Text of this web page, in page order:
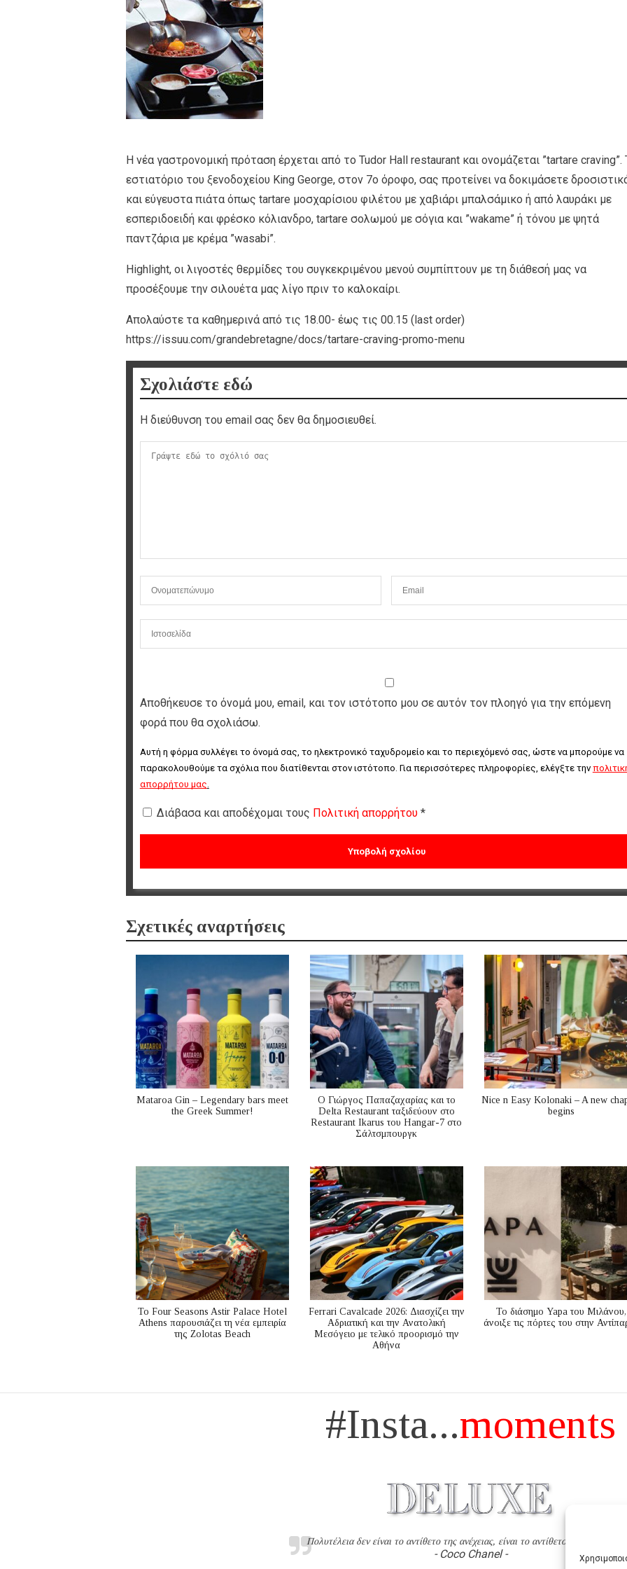
H νέα γαστρονομική πρόταση έρχεται από το Tudor Hall restaurant και ονομάζεται ”tartare craving”.
εστιατόριο του ξενοδοχείου King George, στον 7ο όροφο, σας προτείνει να δοκιμάσετε
και εύγευστα πιάτα όπως tartare μοσχαρίσιου φιλέτου με χαβιάρι μπαλσάμικo ή από λαυράκι με
εσπεριδοειδή και φρέσκο κόλιανδρο, tartare σολωμού με σόγια και ”wakame” ή τόνου με ψητά
παντζάρια με κρέμα ”wasabi”.
Highlight, οι λιγοστές θερμίδες του συγκεκριμένου μενού συμπίπτουν με τη διάθεσή μας να
προσέξουμε την σιλουέτα μας λίγο πριν το καλοκαίρι.
Απολαύστε τα καθημερινά από τις 18.00- έως τις 00.15 (last order)
https://issuu.com/grandebretagne/docs/tartare-craving-promo-menu
Σχολιάστε εδώ
Η διεύθυνση του email σας δεν θα δημοσιευθεί.
Αποθήκευσε το όνομά μου, email, και τον ιστότοπο μου σε αυτόν τον πλοηγό για την επόμενη
φορά που θα σχολιάσω.
Αυτή η φόρμα συλλέγει το όνομά σας, το ηλεκτρονικό ταχυδρομείο και το περιεχόμενό σας, ώστε να μπορούμε να
παρακολουθούμε τα σχόλια που διατίθενται στον ιστότοπο. Για περισσότερες πληροφορίες, ελέγξτε την
απορρήτου μας.
Διάβασα και αποδέχομαι τους Πολιτική απορρήτου *
Σχετικές αναρτήσεις
Mataroa Gin – Legendary bars meet
the Greek Summer!
Ο Γιώργος Παπαζαχαρίας και το
Delta Restaurant ταξιδεύουν στο
Restaurant Ikarus του Hangar-7 στο
Σάλτσμπουργκ
Nice n Easy Kolonaki – A new
begins
Το Four Seasons Astir Palace Hotel
Athens παρουσιάζει τη νέα εμπειρία
της Zolotas Beach
Ferrari Cavalcade 2026: Διασχίζει την
Αδριατική και την Ανατολική
Μεσόγειo με τελικό προορισμό την
Αθήνα
Το διάσημο Yapa του Μιλάνου,
άνοιξε τις πόρτες του στην
#Insta...moments
Πολυτέλεια δεν είναι το αντίθετο της ανέχειας, είναι το αντίθετο της
- Coco Chanel -